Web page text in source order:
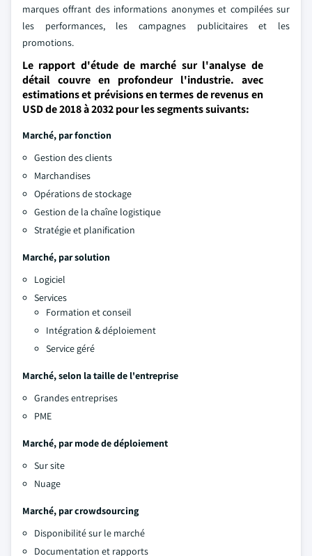
marques offrant des informations anonymes et compilées sur
les performances, les campagnes publicitaires et les
promotions.
Le rapport d'étude de marché sur l'analyse de
détail couvre en profondeur l'industrie. avec
estimations et prévisions en termes de revenus en
USD de 2018 à 2032 pour les segments suivants:
Marché, par fonction
Gestion des clients
Marchandises
Opérations de stockage
Gestion de la chaîne logistique
Stratégie et planification
Marché, par solution
Logiciel
Services
Formation et conseil
Intégration & déploiement
Service géré
Marché, selon la taille de l'entreprise
Grandes entreprises
PME
Marché, par mode de déploiement
Sur site
Nuage
Marché, par crowdsourcing
Disponibilité sur le marché
Documentation et rapports